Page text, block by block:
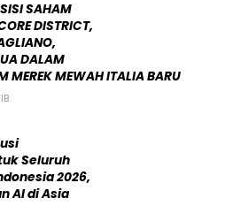
SAHAM
DISTRICT,
DALAM
MEREK MEWAH ITALIA BARU
Seluruh
2026,
AI di Asia